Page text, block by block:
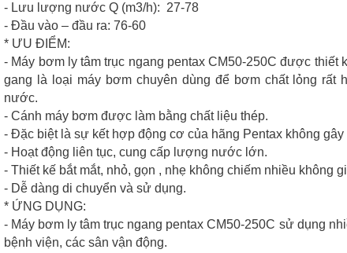
- Lưu lượng nước Q (m3/h): 27-78
- Đầu vào – đầu ra: 76-60
* ƯU ĐIỂM:
- Máy bơm ly tâm trục ngang pentax CM50-250C được thiết
gang là loại máy bơm chuyên dùng để bơm chất lỏng rất
nước.
- Cánh máy bơm được làm bằng chất liệu thép.
- Đặc biệt là sự kết hợp động cơ của hãng Pentax không gây
- Hoạt động liên tục, cung cấp lượng nước lớn.
- Thiết kế bắt mắt, nhỏ, gọn , nhẹ không chiếm nhiều không
- Dễ dàng di chuyển và sử dụng.
* ỨNG DỤNG:
- Máy bơm ly tâm trục ngang pentax CM50-250C sử dụng
bệnh viện, các sân vận động.